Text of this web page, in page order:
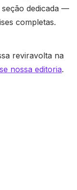
dedicada —
completas.
reviravolta na
nossa editoria.